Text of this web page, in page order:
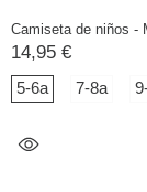
Camiseta de niños -
14,95 €
5-6a 7-8a